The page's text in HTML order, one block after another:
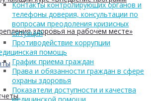
здоровья на рабочем месте»
Контакты контролирующих органов и
телефоны доверия, консультации по
вопросам преодоления кризисных
ситуаций
Противодействие коррупции
помощь
График приема граждан
Права и обязанности граждан в сфере
охраны здоровья
Показатели доступности и качества